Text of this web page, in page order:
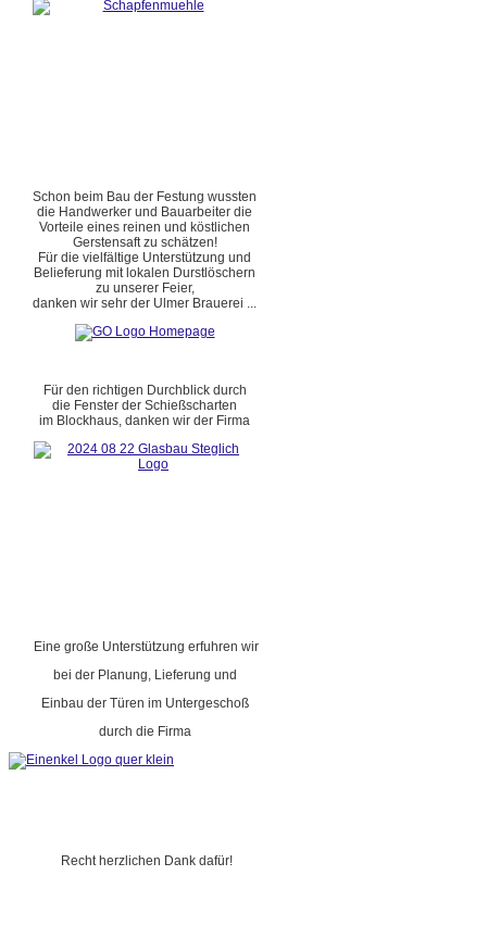
Schon beim Bau der Festung wussten
die Handwerker und Bauarbeiter die
Vorteile eines reinen und köstlichen
Gerstensaft zu schätzen!
Für die vielfältige Unterstützung und
Belieferung mit lokalen Durstlöschern
zu unserer Feier,
danken wir sehr der Ulmer Brauerei ...
Für den richtigen Durchblick durch
die Fenster der Schießscharten
im Blockhaus, danken wir der Firma
Eine große Unterstützung erfuhren wir
bei der Planung, Lieferung und
Einbau der Türen im Untergeschoß
durch die Firma
Recht herzlichen Dank dafür!